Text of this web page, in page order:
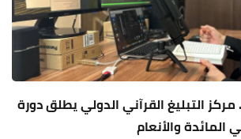
دول .. مركز التبليغ القرآني الدولي يطلق دورة
والأنعام